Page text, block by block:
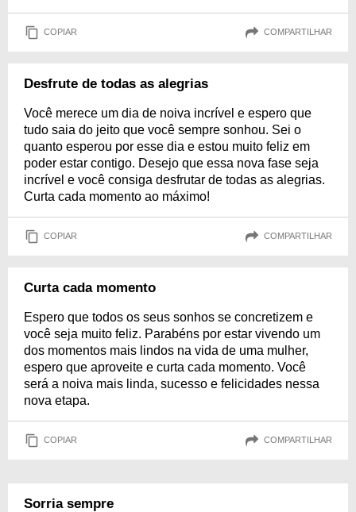
COPIAR COMPARTILHAR
Desfrute de todas as alegrias
Você merece um dia de noiva incrível e espero que
tudo saia do jeito que você sempre sonhou. Sei o
quanto esperou por esse dia e estou muito feliz em
poder estar contigo. Desejo que essa nova fase seja
incrível e você consiga desfrutar de todas as alegrias.
Curta cada momento ao máximo!
COPIAR COMPARTILHAR
Curta cada momento
Espero que todos os seus sonhos se concretizem e
você seja muito feliz. Parabéns por estar vivendo um
dos momentos mais lindos na vida de uma mulher,
espero que aproveite e curta cada momento. Você
será a noiva mais linda, sucesso e felicidades nessa
nova etapa.
COPIAR COMPARTILHAR
Sorria sempre